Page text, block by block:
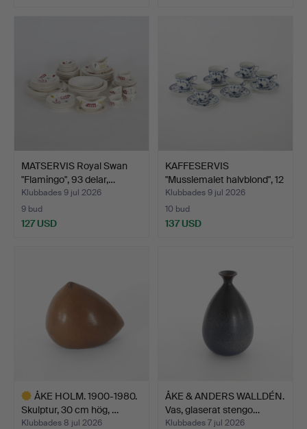
MATSERVIS Royal Swan
"Flamingo", 93 delar,…
Klubbades 9 jul 2026
9 bud
127 USD
KAFFESERVIS
"Musslemalet halvblond", 12
de…
Klubbades 9 jul 2026
10 bud
137 USD
ÅKE HOLM. 1900-1980.
Skulptur, 30 cm hög, …
Klubbades 8 jul 2026
ÅKE & ANDERS WALLDÉN.
Vas, glaserat stengo…
Klubbades 7 jul 2026